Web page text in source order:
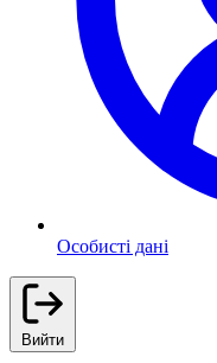
Особисті дані
Вийти